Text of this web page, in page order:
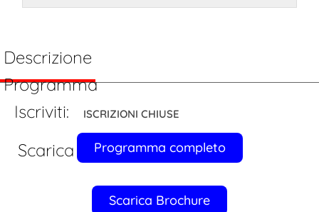
Descrizione
Programma
Iscriviti:
ISCRIZIONI CHIUSE
Scarica BrochureProgramma completo
Scarica Brochure